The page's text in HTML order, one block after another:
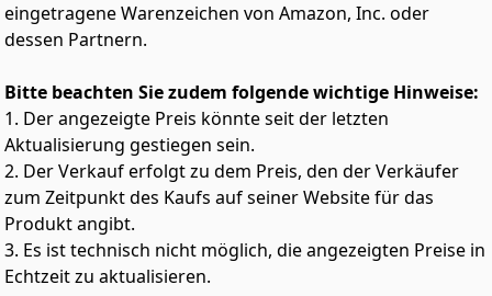
eingetragene Warenzeichen von Amazon, Inc. oder
dessen Partnern.
Bitte beachten Sie zudem folgende wichtige Hinweise:
1. Der angezeigte Preis könnte seit der letzten
Aktualisierung gestiegen sein.
2. Der Verkauf erfolgt zu dem Preis, den der Verkäufer
zum Zeitpunkt des Kaufs auf seiner Website für das
Produkt angibt.
3. Es ist technisch nicht möglich, die angezeigten Preise in
Echtzeit zu aktualisieren.